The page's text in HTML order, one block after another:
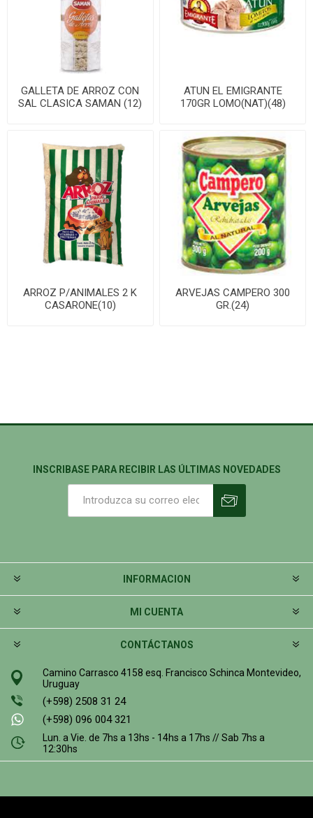
GALLETA DE ARROZ CON
SAL CLASICA SAMAN (12)
ATUN EL EMIGRANTE
170GR LOMO(NAT)(48)
ARROZ P/ANIMALES 2 K
CASARONE(10)
ARVEJAS CAMPERO 300
GR.(24)
INSCRIBASE PARA RECIBIR LAS ÚLTIMAS NOVEDADES
INFORMACION
MI CUENTA
CONTÁCTANOS
Camino Carrasco 4158 esq. Francisco Schinca Montevideo,
Uruguay
(+598) 2508 31 24
(+598) 096 004 321
Lun. a Vie. de 7hs a 13hs - 14hs a 17hs // Sab 7hs a
12:30hs